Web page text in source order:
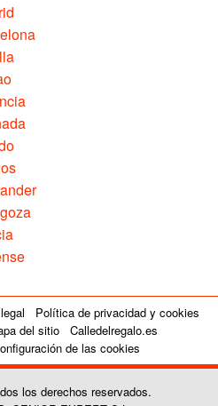
Política de privacidad y cookies
del sitio
Calledelregalo.es
de las cookies
los derechos reservados.